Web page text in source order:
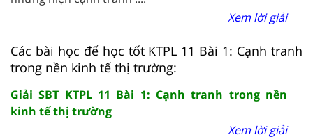
Xem lời giải
Các bài học để học tốt KTPL 11 Bài 1: Cạnh tranh
trong nền kinh tế thị trường:
Giải SBT KTPL 11 Bài 1: Cạnh tranh trong nền
kinh tế thị trường
Xem lời giải